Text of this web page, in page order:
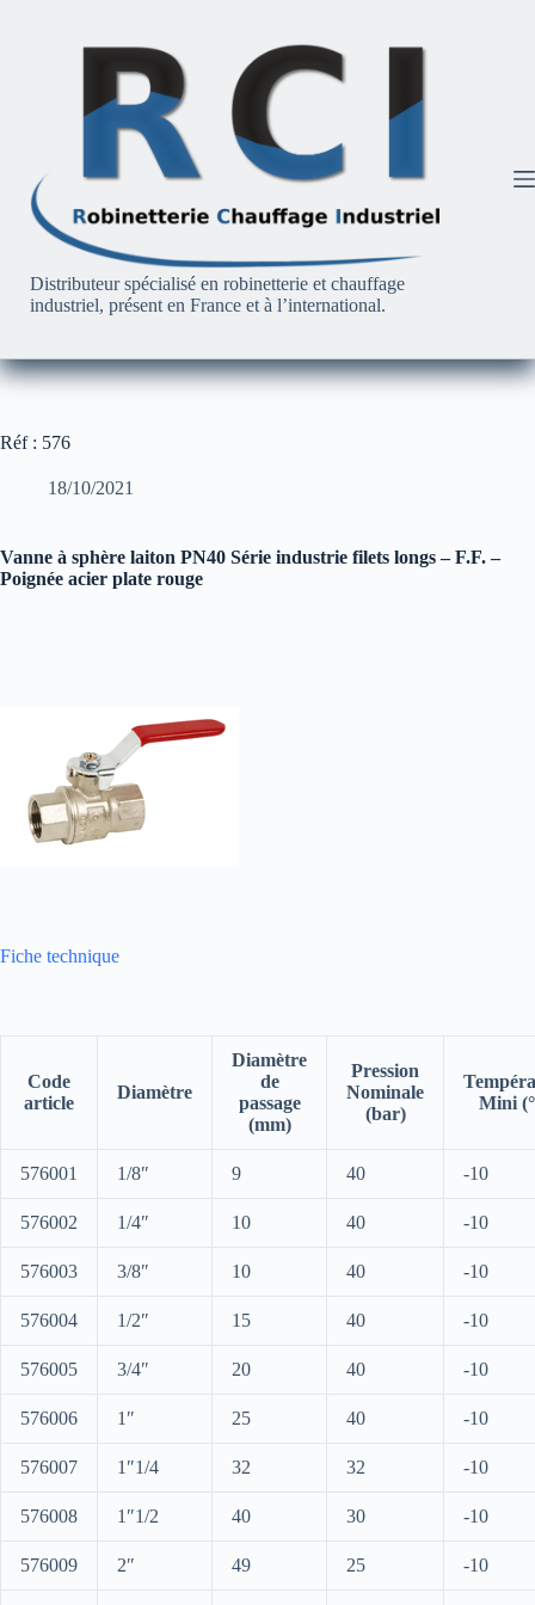
Distributeur spécialisé en robinetterie et chauffage
industriel, présent en France et à l’international.
Réf : 576
18/10/2021
Vanne à sphère laiton PN40 Série industrie filets longs – F.F. –
Poignée acier plate rouge
Fiche technique
Code
article
Diamètre
Diamètre
de
passage
(mm)
Pression
Nominale
(bar)
Mini
576001 1/8″ 9 40 -10
576002 1/4″ 10 40 -10
576003 3/8″ 10 40 -10
576004 1/2″ 15 40 -10
576005 3/4″ 20 40 -10
576006 1″ 25 40 -10
576007 1″1/4 32 32 -10
576008 1″1/2 40 30 -10
576009 2″ 49 25 -10